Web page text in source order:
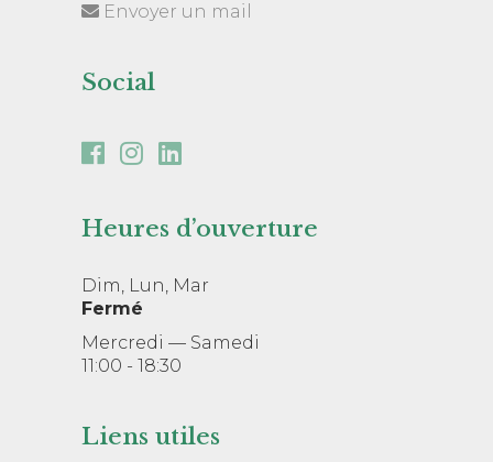
Envoyer un mail
Social
Heures d’ouverture
Dim, Lun, Mar
Fermé
Mercredi — Samedi
11:00 - 18:30
Liens utiles